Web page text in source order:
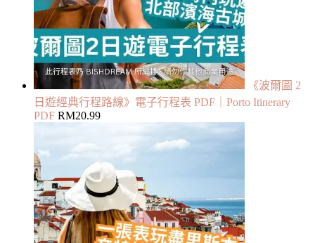
《波爾圖 2
日遊經典行程路線》電子行程表 PDF｜Porto Itinerary
PDF RM20.99